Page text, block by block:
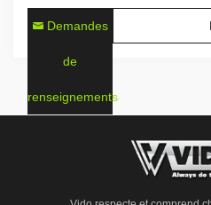
Demandes
de
renseignements